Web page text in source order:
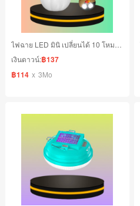
เงินดาวน์:฿137
฿114 x 3Mo